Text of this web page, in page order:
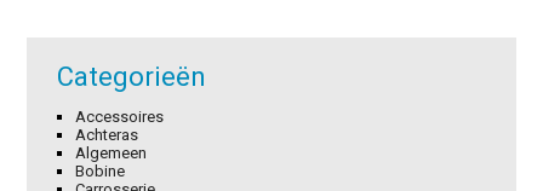
Categorieën
Accessoires
Achteras
Algemeen
Bobine